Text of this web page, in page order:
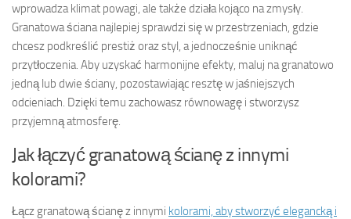
wprowadza klimat powagi, ale także działa kojąco na zmysły.
Granatowa ściana najlepiej sprawdzi się w przestrzeniach, gdzie
chcesz podkreślić prestiż oraz styl, a jednocześnie uniknąć
przytłoczenia. Aby uzyskać harmonijne efekty, maluj na granatowo
jedną lub dwie ściany, pozostawiając resztę w jaśniejszych
odcieniach. Dzięki temu zachowasz równowagę i stworzysz
przyjemną atmosferę.
Jak łączyć granatową ścianę z innymi
kolorami?
Łącz granatową ścianę z innymi kolorami, aby stworzyć elegancką i